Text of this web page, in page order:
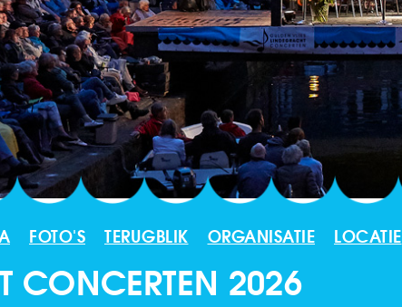
FOTO'S TERUGBLIK ORGANISATIE LOCATIE
CONCERTEN 2026